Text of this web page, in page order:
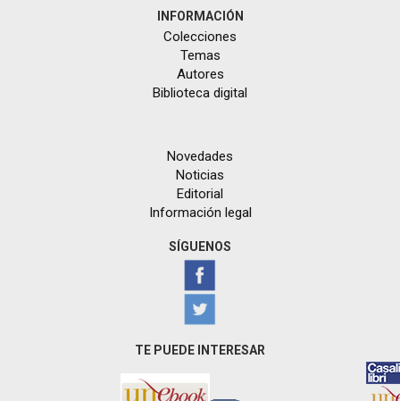
INFORMACIÓN
Colecciones
Temas
Autores
Biblioteca digital
Novedades
Noticias
Editorial
Información legal
SÍGUENOS
TE PUEDE INTERESAR